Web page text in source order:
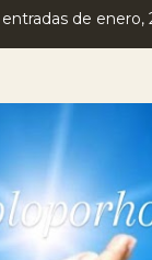
de enero,